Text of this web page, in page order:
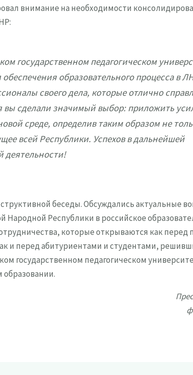
внимание на необходимости
государственном педагогическом
образовательного процесса в
своего дела, которые отлично
вы сделали значимый выбор: приложить
среде, определив таким образом не
всей Республики. Успехов в дальнейшей
деятельности!
беседы. Обсуждались актуальные
Народной Республики в российское
которые открываются как перед
и перед абитуриентами и студентами,
государственном педагогическом